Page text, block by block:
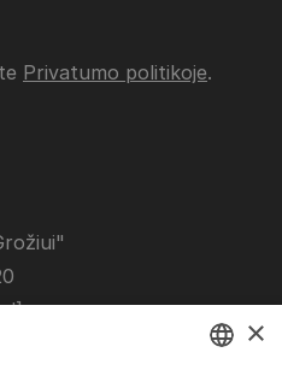
Privatumo politikoje.
×